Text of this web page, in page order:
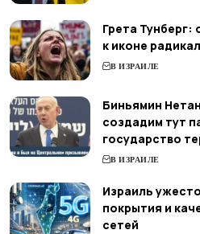
Грета Тунберг:
к иконе
В ИЗРАИЛЕ
Биньямин
создадим тут
государство
В ИЗРАИЛЕ
Израиль
покрытия и
сетей